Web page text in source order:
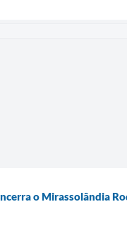
o Mirassolândia